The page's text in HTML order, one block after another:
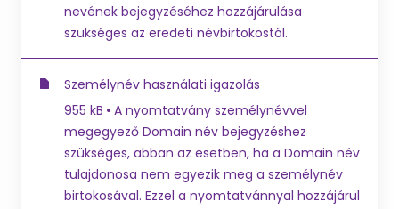
nevének bejegyzéséhez hozzájárulása
szükséges az eredeti névbirtokostól.
Személynév használati igazolás
955 kB
A nyomtatvány személynévvel
megegyező Domain név bejegyzéshez
szükséges, abban az esetben, ha a Domain név
tulajdonosa nem egyezik meg a személynév
birtokosával. Ezzel a nyomtatvánnyal hozzájárul